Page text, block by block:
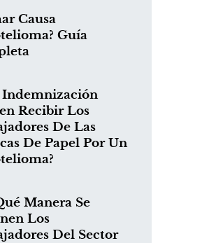
Causa
Guía
Indemnización
Recibir Los
De Las
De Papel Por Un
Manera Se
Los
Del Sector